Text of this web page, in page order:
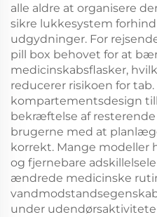
alle aldre at organisere
sikre lukkesystem
udgydninger. For
pill box behovet for at
medicinskabsflasker,
reducerer risikoen for tab.
kompartementsdesign
bekræftelse af
brugerne med at
korrekt. Mange modeller
og fjernebare
ændrede medicinske
under